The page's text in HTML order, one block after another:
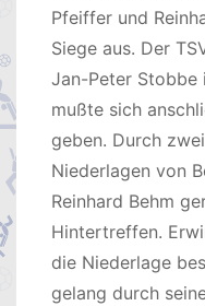
Pfeiffer und
Siege aus. Der
Jan-Peter Stobbe
mußte sich
geben. Durch
Niederlagen von
Reinhard Behm
Hintertreffen.
die Niederlage
gelang durch